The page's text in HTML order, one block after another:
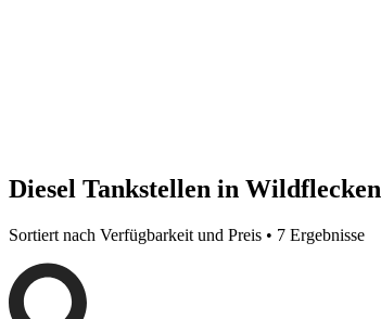
Diesel Tankstellen in Wildflecken
Sortiert nach Verfügbarkeit und Preis • 7 Ergebnisse